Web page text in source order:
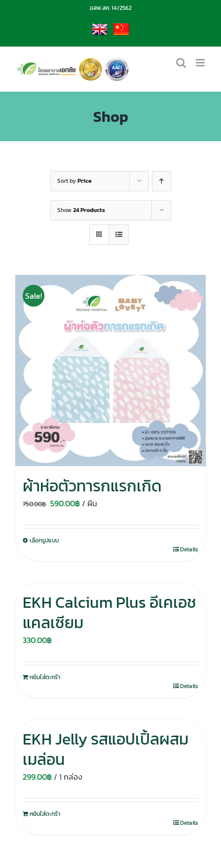
ฆสพ.สค. 14/2562
EN CN
Shop
Sort byPrice
Show24 Products
Sale!
ผ้าห่อตัวทารกแรกเกิด
750.00฿ Original
was:
750.00฿.
590.00฿Current
is:
/ ผืน
เลือกรูปแบบ
Details
EKH Calcium Plus อีเคเอช
แคลเซียม
330.00฿
หยิบใส่ตะกร้า
Details
EKH Jelly รสแอปเปิ้ลผสม
เมล่อน
299.00฿/ 1 กล่อง
หยิบใส่ตะกร้า
Details